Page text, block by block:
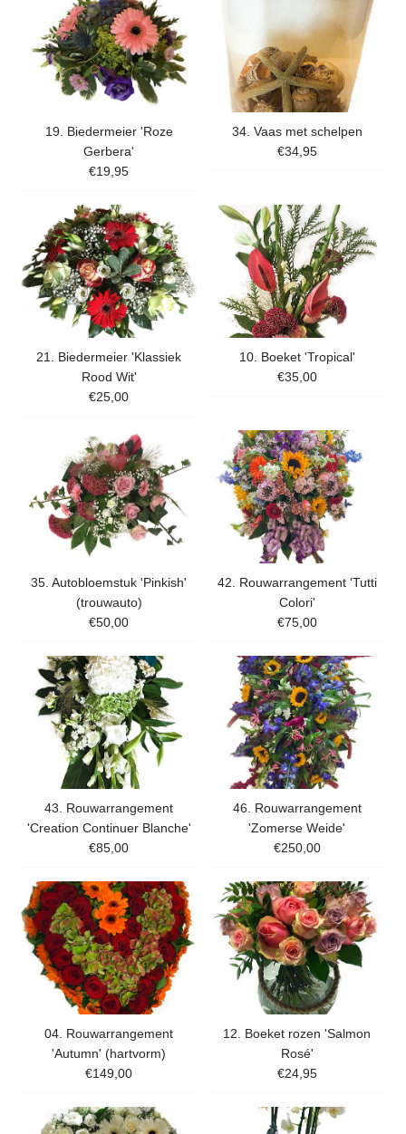
19. Biedermeier 'Roze
Gerbera'
€19,95
34. Vaas met schelpen
€34,95
21. Biedermeier 'Klassiek
Rood Wit'
€25,00
10. Boeket 'Tropical'
€35,00
35. Autobloemstuk 'Pinkish'
(trouwauto)
€50,00
42. Rouwarrangement 'Tutti
Colori'
€75,00
43. Rouwarrangement
'Creation Continuer Blanche'
€85,00
46. Rouwarrangement
'Zomerse Weide'
€250,00
04. Rouwarrangement
'Autumn' (hartvorm)
€149,00
12. Boeket rozen 'Salmon
Rosé'
€24,95